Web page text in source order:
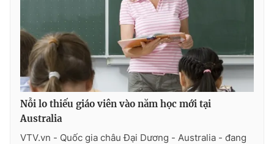
Nỗi lo thiếu giáo viên vào năm học mới tại
Australia
VTV.vn - Quốc gia châu Đại Dương - Australia - đang